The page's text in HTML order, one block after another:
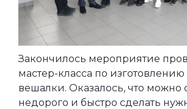
Закончилось мероприятие
мастер-класса по
вешалки. Оказалось, что можно
недорого и быстро сделать